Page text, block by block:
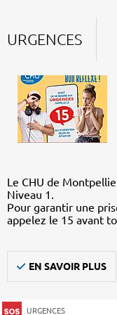
URGENCES
Le CHU de
Niveau 1.
Pour garantir une
appelez le 15 avant
EN SAVOIR PLUS
URGENCES